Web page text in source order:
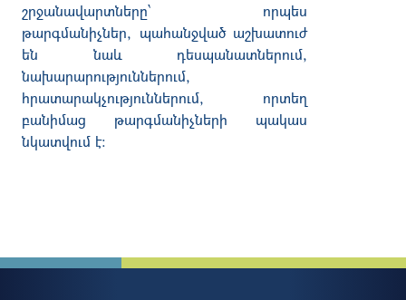
շրջանավարտները՝ որպես
թարգմանիչներ, պահանջված աշխատուժ
են նաև դեսպանատներում,
նախարարություններում,
հրատարակչություններում, որտեղ
բանիմաց թարգմանիչների պակաս
նկատվում է: